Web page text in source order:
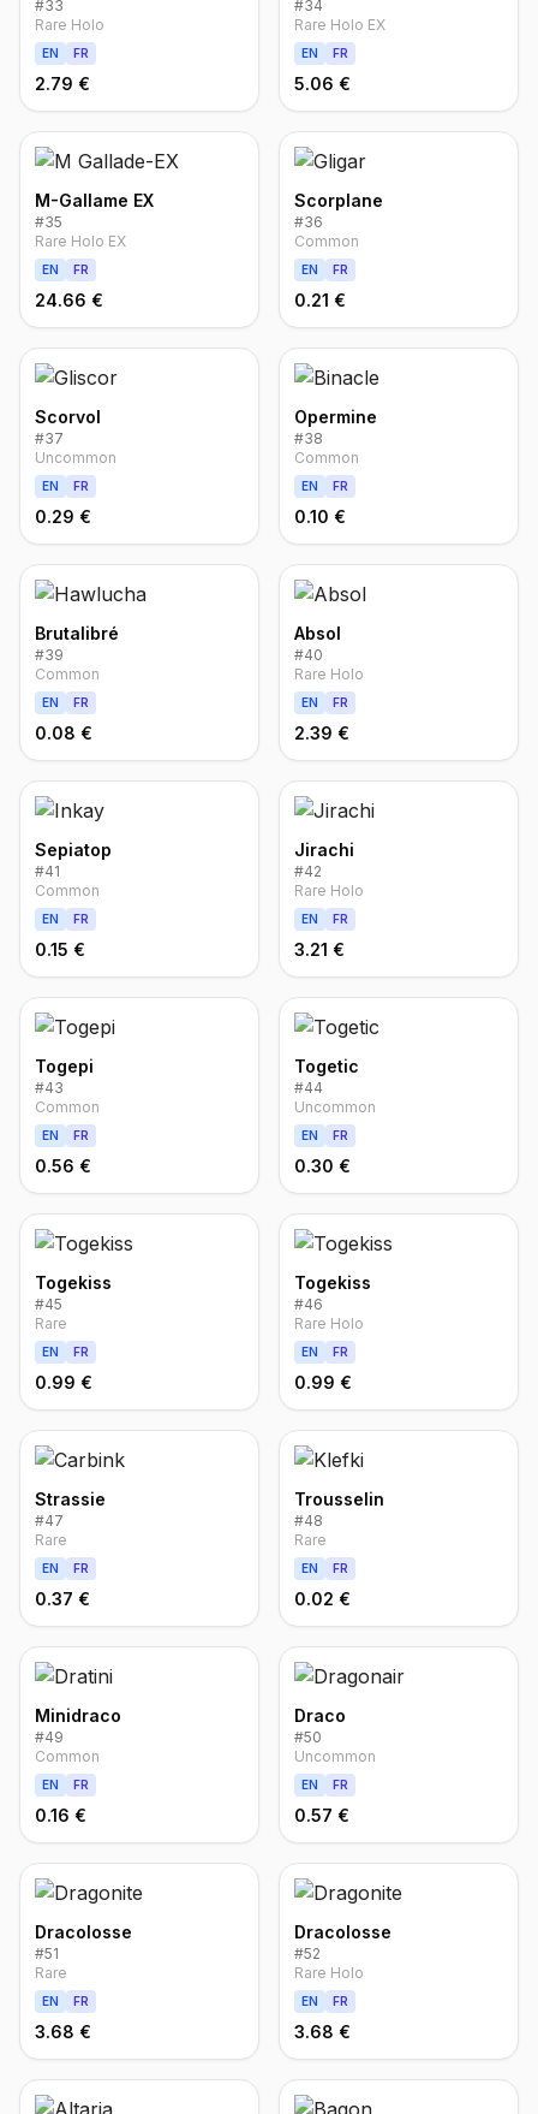
#33
Rare Holo
EN FR
2.79 €
#34
Rare Holo EX
EN FR
5.06 €
M-Gallame EX
#35
Rare Holo EX
EN FR
24.66 €
Scorplane
#36
Common
EN FR
0.21 €
Scorvol
#37
Uncommon
EN FR
0.29 €
Opermine
#38
Common
EN FR
0.10 €
Brutalibré
#39
Common
EN FR
0.08 €
Absol
#40
Rare Holo
EN FR
2.39 €
Sepiatop
#41
Common
EN FR
0.15 €
Jirachi
#42
Rare Holo
EN FR
3.21 €
Togepi
#43
Common
EN FR
0.56 €
Togetic
#44
Uncommon
EN FR
0.30 €
Togekiss
#45
Rare
EN FR
0.99 €
Togekiss
#46
Rare Holo
EN FR
0.99 €
Strassie
#47
Rare
EN FR
0.37 €
Trousselin
#48
Rare
EN FR
0.02 €
Minidraco
#49
Common
EN FR
0.16 €
Draco
#50
Uncommon
EN FR
0.57 €
Dracolosse
#51
Rare
EN FR
3.68 €
Dracolosse
#52
Rare Holo
EN FR
3.68 €